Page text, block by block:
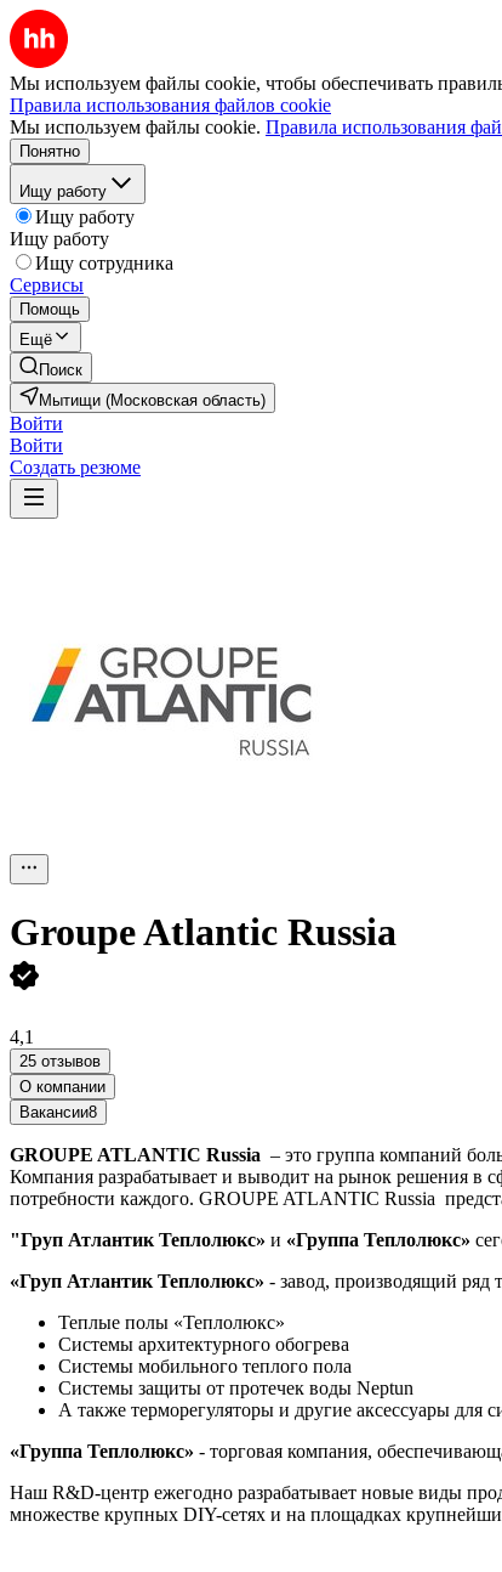
Мы используем файлы cookie, чтобы обеспечивать
Правила использования файлов cookie
Мы используем файлы cookie. Правила использования
Понятно
Ищу работу
Ищу работу
Ищу работу
Ищу сотрудника
Сервисы
Помощь
Ещё
Поиск
Мытищи (Московская область)
Войти
Войти
Создать резюме
Groupe Atlantic Russia
4,1
25 отзывов
О компании
Вакансии8
GROUPE ATLANTIC Russia – это группа компаний
Компания разрабатывает и выводит на рынок решения в
потребности каждого. GROUPE ATLANTIC Russia
"Груп Атлантик Теплолюкс» и «Группа Теплолюкс»
«Груп Атлантик Теплолюкс» - завод, производящий ряд
Теплые полы «Теплолюкс»
Системы архитектурного обогрева
Системы мобильного теплого пола
Системы защиты от протечек воды Neptun
А также терморегуляторы и другие аксессуары для
«Группа Теплолюкс» - торговая компания,
Наш R&D-центр ежегодно разрабатывает новые виды
множестве крупных DIY-сетях и на площадках